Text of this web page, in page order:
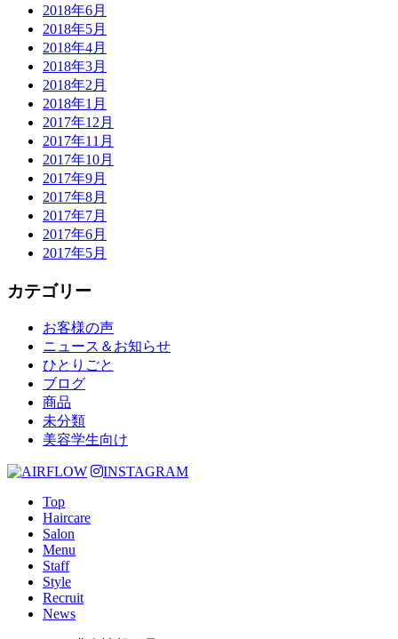
2018年6月
2018年5月
2018年4月
2018年3月
2018年2月
2018年1月
2017年12月
2017年11月
2017年10月
2017年9月
2017年8月
2017年7月
2017年6月
2017年5月
カテゴリー
お客様の声
ニュース＆お知らせ
ひとりごと
ブログ
商品
未分類
美容学生向け
INSTAGRAM
Top
Haircare
Salon
Menu
Staff
Style
Recruit
News